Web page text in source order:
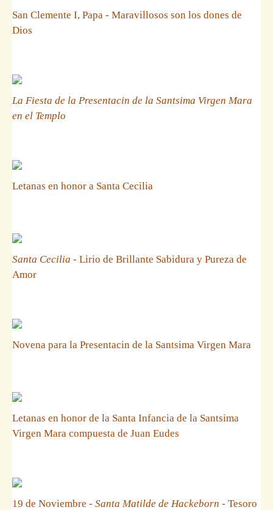
San Clemente I, Papa - Maravillosos son los dones de
Dios
La Fiesta de la Presentacin de la Santsima Virgen Mara
en el Templo
Letanas en honor a Santa Cecilia
Santa Cecilia - Lirio de Brillante Sabidura y Pureza de
Amor
Novena para la Presentacin de la Santsima Virgen Mara
Letanas en honor de la Santa Infancia de la Santsima
Virgen Mara compuesta de Juan Eudes
19 de Noviembre - Santa Matilde de Hackeborn - Tesoro